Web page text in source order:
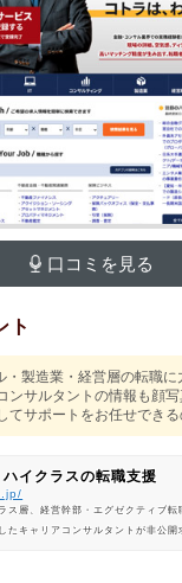
口コミを見る
ト
・製造業・経営層の転職
ンサルタントの情報も顔
てサポートをお任せできる
イクラスの転職支援
ス層、経営幹部・エグゼクティブ転
たキャリアコンサルタントが非公開